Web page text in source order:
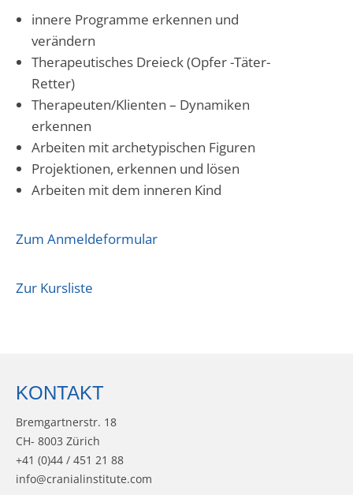
innere Programme erkennen und
verändern
Therapeutisches Dreieck (Opfer -Täter-
Retter)
Therapeuten/Klienten – Dynamiken
erkennen
Arbeiten mit archetypischen Figuren
Projektionen, erkennen und lösen
Arbeiten mit dem inneren Kind
Zum Anmeldeformular
Zur Kursliste
KONTAKT
Bremgartnerstr. 18
CH- 8003 Zürich
+41 (0)44 / 451 21 88
info@cranialinstitute.com